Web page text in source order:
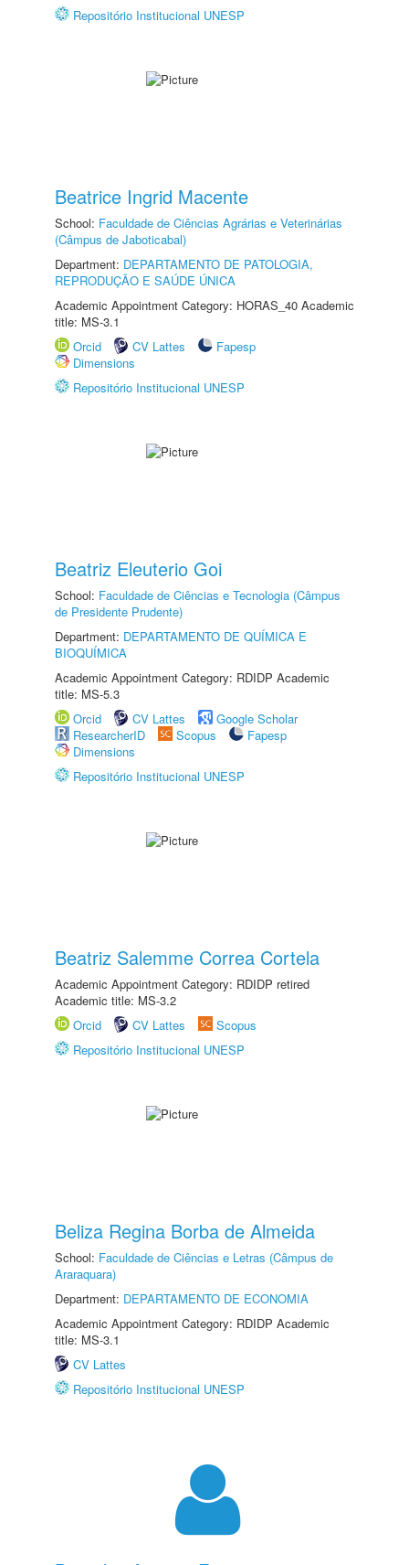
Repositório Institucional UNESP
Beatrice Ingrid Macente
School: Faculdade de Ciências Agrárias e Veterinárias
(Câmpus de Jaboticabal)
Department: DEPARTAMENTO DE PATOLOGIA,
REPRODUÇÃO E SAÚDE ÚNICA
Academic Appointment Category: HORAS_40 Academic
title: MS-3.1
Orcid
CV Lattes
Fapesp
Dimensions
Repositório Institucional UNESP
Beatriz Eleuterio Goi
School: Faculdade de Ciências e Tecnologia (Câmpus
de Presidente Prudente)
Department: DEPARTAMENTO DE QUÍMICA E
BIOQUÍMICA
Academic Appointment Category: RDIDP Academic
title: MS-5.3
Orcid
CV Lattes
Google Scholar
ResearcherID
Scopus
Fapesp
Dimensions
Repositório Institucional UNESP
Beatriz Salemme Correa Cortela
Academic Appointment Category: RDIDP retired
Academic title: MS-3.2
Orcid
CV Lattes
Scopus
Repositório Institucional UNESP
Beliza Regina Borba de Almeida
School: Faculdade de Ciências e Letras (Câmpus de
Araraquara)
Department: DEPARTAMENTO DE ECONOMIA
Academic Appointment Category: RDIDP Academic
title: MS-3.1
CV Lattes
Repositório Institucional UNESP